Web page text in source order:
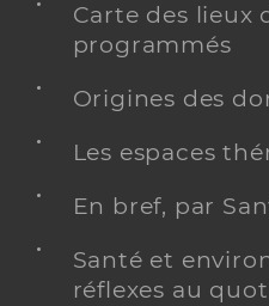
Carte des lieux
programmés
Origines des
Les espaces
En bref, par
Santé et
réflexes au